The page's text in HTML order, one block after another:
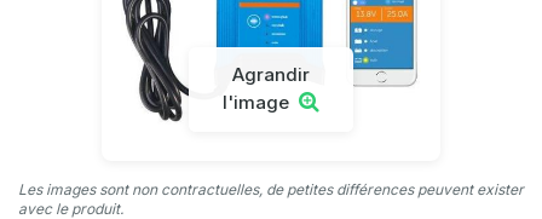
Agrandir
l'image
Les images sont non contractuelles, de petites différences peuvent exister
avec le produit.